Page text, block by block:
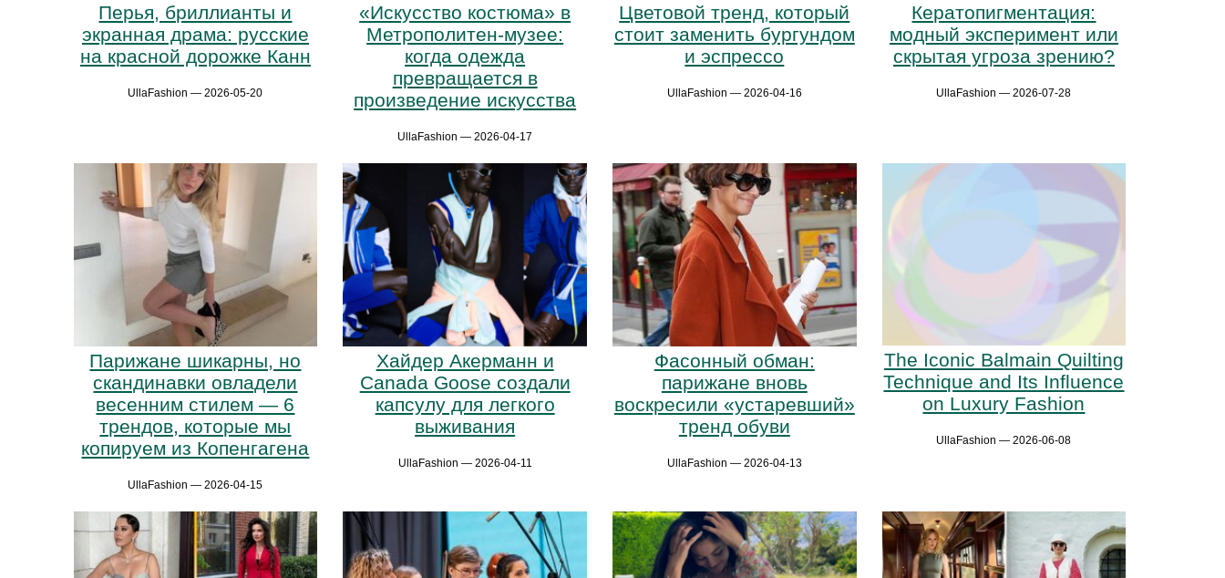
Перья, бриллианты и
экранная драма: русские
на красной дорожке Канн
UllaFashion — 2026-05-20
«Искусство костюма» в
Метрополитен-музее:
когда одежда
превращается в
произведение искусства
UllaFashion — 2026-04-17
Цветовой тренд, который
стоит заменить бургундом
и эспрессо
UllaFashion — 2026-04-16
Кератопигментация:
модный эксперимент или
скрытая угроза зрению?
UllaFashion — 2026-07-28
Парижане шикарны, но
скандинавки овладели
весенним стилем — 6
трендов, которые мы
копируем из Копенгагена
UllaFashion — 2026-04-15
Хайдер Акерманн и
Canada Goose создали
капсулу для легкого
выживания
UllaFashion — 2026-04-11
Фасонный обман:
парижане вновь
воскресили «устаревший»
тренд обуви
UllaFashion — 2026-04-13
The Iconic Balmain Quilting
Technique and Its Influence
on Luxury Fashion
UllaFashion — 2026-06-08